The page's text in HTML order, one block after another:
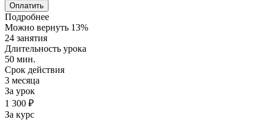
Оплатить
Подробнее
Можно вернуть 13%
24 занятия
Длительность урока
50 мин.
Срок действия
3 месяца
За урок
1 300 ₽
За курс